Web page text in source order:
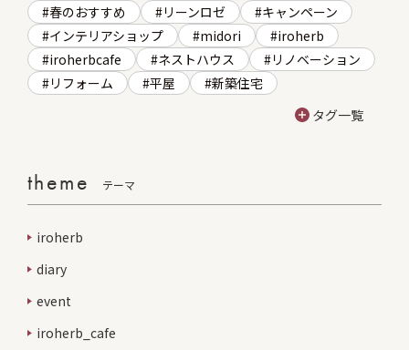
春のおすすめ
リーンロゼ
キャンペーン
インテリアショップ
midori
iroherb
iroherbcafe
ネストハウス
リノベーション
リフォーム
平屋
新築住宅
タグ一覧
theme テーマ
iroherb
diary
event
iroherb_cafe